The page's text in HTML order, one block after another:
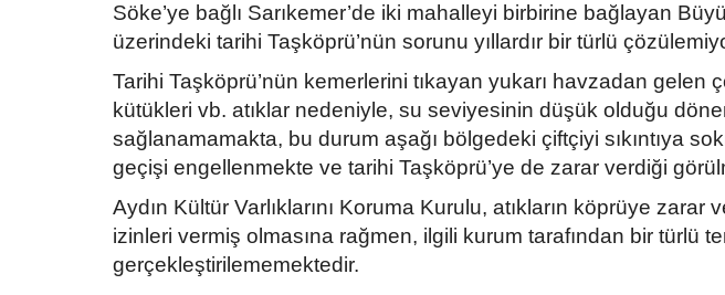
Söke’ye bağlı Sarıkemer’de iki mahalleyi birbirine bağlayan
üzerindeki tarihi Taşköprü’nün sorunu yıllardır bir türlü
Tarihi Taşköprü’nün kemerlerini tıkayan yukarı havzadan gelen
kütükleri vb. atıklar nedeniyle, su seviyesinin düşük olduğu
sağlanamamakta, bu durum aşağı bölgedeki çiftçiyi sıkıntıya
geçişi engellenmekte ve tarihi Taşköprü’ye de zarar verdiği
Aydın Kültür Varlıklarını Koruma Kurulu, atıkların köprüye zarar
izinleri vermiş olmasına rağmen, ilgili kurum tarafından bir türlü
gerçekleştirilememektedir.